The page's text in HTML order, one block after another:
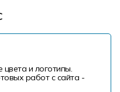
и логотипы.
работ с сайта -